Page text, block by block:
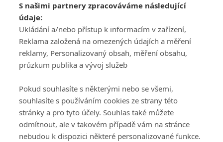
S našimi partnery zpracováváme následující
údaje:
Ukládání a/nebo přístup k informacím v zařízení,
Reklama založená na omezených údajích a měření
reklamy, Personalizovaný obsah, měření obsahu,
průzkum publika a vývoj služeb
Pokud souhlasíte s některými nebo se všemi,
souhlasíte s používáním cookies ze strany této
stránky a pro tyto účely. Souhlas také můžete
odmítnout, ale v takovém případě vám na stránce
nebudou k dispozici některé personalizované funkce.
Všeobecné obchodní
podmínky služby
GolfExtra.cz Premium
Podmínky zpracování
osobních údajů při
GolfExtra
Ceník GolfExtra.cz
Premium
Doporučené odkazy
ATV CZ, s.r.o.
140 00 Praha 4